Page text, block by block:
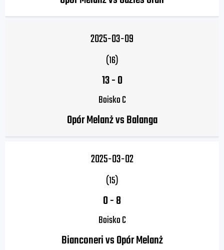
2025-03-09
(16)
13-0
Boisko C
Opór Melanż vs Balanga
2025-03-02
(15)
0-8
Boisko C
Bianconeri vs Opór Melanż